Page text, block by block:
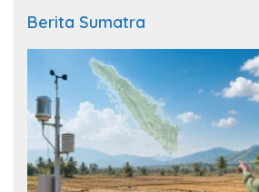
Berita Sumatra